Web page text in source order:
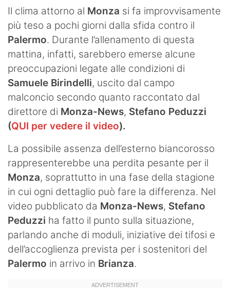
Il clima attorno al Monza si fa improvvisamente
più teso a pochi giorni dalla sfida contro il
Palermo. Durante l’allenamento di questa
mattina, infatti, sarebbero emerse alcune
preoccupazioni legate alle condizioni di
Samuele Birindelli, uscito dal campo
malconcio secondo quanto raccontato dal
direttore di Monza-News, Stefano Peduzzi
(QUI per vedere il video).
La possibile assenza dell’esterno biancorosso
rappresenterebbe una perdita pesante per il
Monza, soprattutto in una fase della stagione
in cui ogni dettaglio può fare la differenza. Nel
video pubblicato da Monza-News, Stefano
Peduzzi ha fatto il punto sulla situazione,
parlando anche di moduli, iniziative dei tifosi e
dell’accoglienza prevista per i sostenitori del
Palermo in arrivo in Brianza.